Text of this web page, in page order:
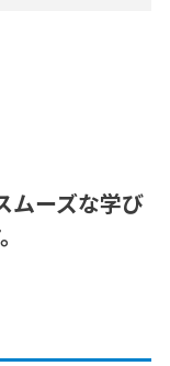
ムーズな学び